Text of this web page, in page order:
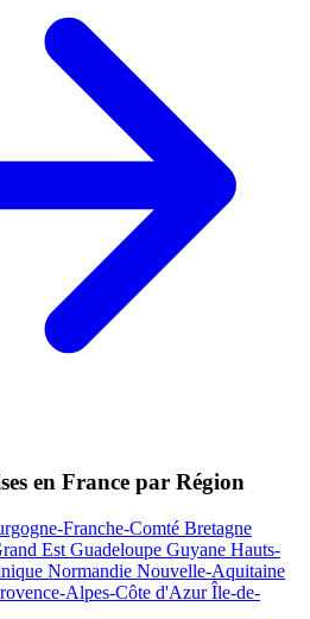
en France par Région
Franche-Comté Bretagne
Est Guadeloupe Guyane Hauts-
Normandie Nouvelle-Aquitaine
Alpes-Côte d'AzurÎle-de-